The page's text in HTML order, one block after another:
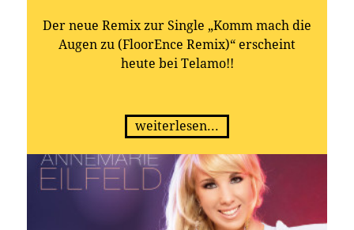
Der neue Remix zur Single „Komm mach die
Augen zu (FloorEnce Remix)“ erscheint
heute bei Telamo!!
weiterlesen...